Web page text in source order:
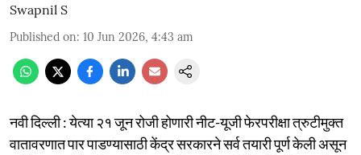
Swapnil S
Published on: 10 Jun 2026, 4:43 am
नवी दिल्ली : येत्या २१ जून रोजी होणारी नीट-यूजी फेरपरीक्षा त्रुटीमुक्त
वातावरणात पार पाडण्यासाठी केंद्र सरकारने सर्व तयारी पूर्ण केली असून